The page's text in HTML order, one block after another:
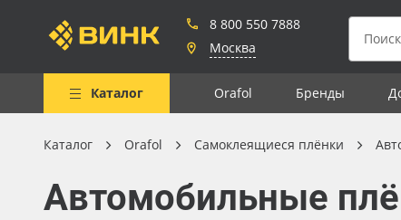
8 800 550 7888
Москва
Каталог Orafol Бренды
Весь каталог
Рулонные материалы
Каталог Orafol Самоклеящиеся плёнки
Автомобильные